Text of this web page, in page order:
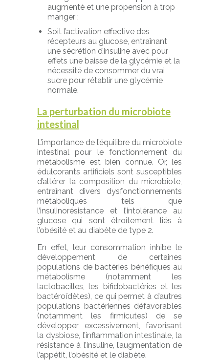
augmenté et une propension à trop
manger ;
Soit l’activation effective des
récepteurs au glucose, entraînant
une sécrétion d’insuline avec pour
effets une baisse de la glycémie et la
nécessité de consommer du vrai
sucre pour rétablir une glycémie
normale.
La perturbation du microbiote
intestinal
L’importance de l’équilibre du microbiote
intestinal pour le fonctionnement du
métabolisme est bien connue. Or, les
édulcorants artificiels sont susceptibles
d’altérer la composition du microbiote,
entraînant divers dysfonctionnements
métaboliques tels que
l’insulinorésistance et l’intolérance au
glucose qui sont étroitement liés à
l’obésité et au diabète de type 2.
En effet, leur consommation inhibe le
développement de certaines
populations de bactéries bénéfiques au
métabolisme (notamment les
lactobacilles, les bifidobactéries et les
bactéroïdètes), ce qui permet à d’autres
populations bactériennes défavorables
(notamment les firmicutes) de se
développer excessivement, favorisant
la dysbiose, l’inflammation intestinale, la
résistance à l’insuline, l’augmentation de
l’appétit, l’obésité et le diabète.